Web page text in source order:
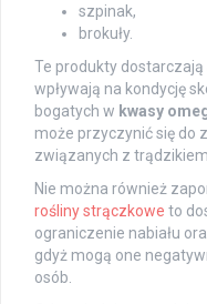
szpinak,
brokuły.
Te produkty dostarczają
wpływają na kondycję
bogatych w kwasy
może przyczynić się do
związanych z trądzikiem.
Nie można również
rośliny strączkowe to
ograniczenie nabiału
gdyż mogą one
osób.